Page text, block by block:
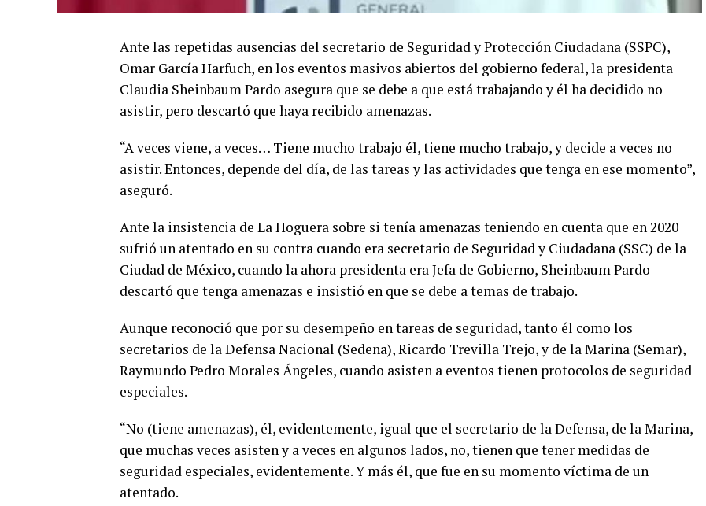
Ante las repetidas ausencias del secretario de Seguridad y Protección Ciudadana (SSPC),
Omar García Harfuch, en los eventos masivos abiertos del gobierno federal, la presidenta
Claudia Sheinbaum Pardo asegura que se debe a que está trabajando y él ha decidido no
asistir, pero descartó que haya recibido amenazas.
“A veces viene, a veces… Tiene mucho trabajo él, tiene mucho trabajo, y decide a veces no
asistir. Entonces, depende del día, de las tareas y las actividades que tenga en ese momento”,
aseguró.
Ante la insistencia de La Hoguera sobre si tenía amenazas teniendo en cuenta que en 2020
sufrió un atentado en su contra cuando era secretario de Seguridad y Ciudadana (SSC) de la
Ciudad de México, cuando la ahora presidenta era Jefa de Gobierno, Sheinbaum Pardo
descartó que tenga amenazas e insistió en que se debe a temas de trabajo.
Aunque reconoció que por su desempeño en tareas de seguridad, tanto él como los
secretarios de la Defensa Nacional (Sedena), Ricardo Trevilla Trejo, y de la Marina (Semar),
Raymundo Pedro Morales Ángeles, cuando asisten a eventos tienen protocolos de seguridad
especiales.
“No (tiene amenazas), él, evidentemente, igual que el secretario de la Defensa, de la Marina,
que muchas veces asisten y a veces en algunos lados, no, tienen que tener medidas de
seguridad especiales, evidentemente. Y más él, que fue en su momento víctima de un
atentado.